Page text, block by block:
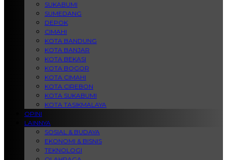
SUKABUMI
SUMEDANG
DEPOK
CIMAHI
KOTA BANDUNG
KOTA BANJAR
KOTA BEKASI
KOTA BOGOR
KOTA CIMAHI
KOTA CIREBON
KOTA SUKABUMI
KOTA TASIKMALAYA
OPINI
LAINNYA
SOSIAL & BUDAYA
EKONOMI & BISNIS
TEKNOLOGI